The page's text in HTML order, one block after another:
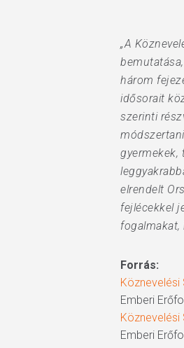
„A
három
idősorait
szerinti
gyermekek,
elrendelt
fejlécekkel
fogalmakat,
Forrás:
Emberi
Emberi